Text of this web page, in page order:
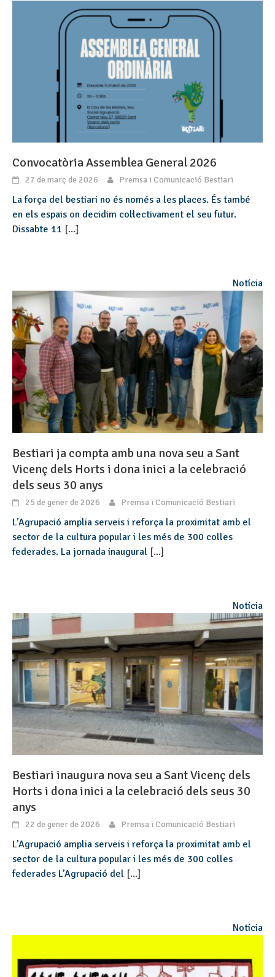
Convocatòria Assemblea General 2026
27 de març de 2026 Premsa i Comunicació Bestiari
La força del bestiari no és només a les places. És també
en els espais on decidim col·lectivament el seu futur.
Dissabte 11 [...]
Notícia
Bestiari ja compta amb una nova seu a Sant
Vicenç dels Horts i dona inici a la celebració
dels seus 30 anys
25 de gener de 2026 Premsa i Comunicació Bestiari
L’Agrupació amplia serveis i reforça la proximitat amb el
sector de la cultura popular i les més de 300 colles
federades. La jornada inaugural [...]
Notícia
Bestiari inaugura nova seu a Sant Vicenç dels
Horts i dona inici a la celebració dels seus 30
anys
22 de gener de 2026 Premsa i Comunicació Bestiari
L’Agrupació amplia serveis i reforça la proximitat amb el
sector de la cultura popular i les més de 300 colles
federades L’Agrupació del [...]
Notícia